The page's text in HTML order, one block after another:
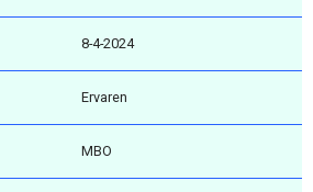
8-4-2024
Ervaren
MBO